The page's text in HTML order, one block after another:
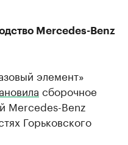
Mercedes-Benz
элемент»
сборочное
Mercedes-Benz
Горьковского